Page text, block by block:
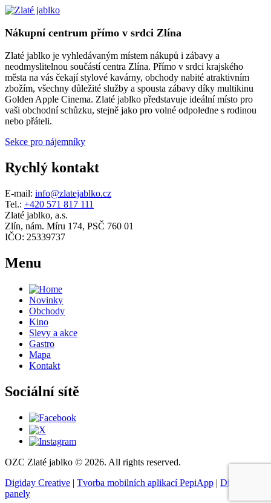
Nákupní centrum přímo v srdci Zlína
Zlaté jablko je vyhledávaným místem nákupů i zábavy a
neodmyslitelnou součástí centra Zlína. Přímo v srdci krajského
města na vás čekají stylové kavárny, obchody nabité atraktivním
zbožím, všechny důležité služby a spousta zábavy díky multikinu
Golden Apple Cinema. Zlaté jablko představuje ideální místo pro
vaši obchodní schůzku, stejně jako pro volné odpoledne s rodinou
nebo přáteli.
Sekce pro nájemníky
Rychlý kontakt
E-mail: info@zlatejablko.cz
Tel.: +420 571 817 111
Zlaté jablko, a.s.
Zlín, nám. Míru 174, PSČ 760 01
IČO: 25339737
Menu
Novinky
Obchody
Kino
Slevy a akce
Gastro
Mapa
Kontakt
Sociální sítě
OZC Zlaté jablko © 2026. All rights reserved.
Digiday Creative | Tvorba mobilních aplikací PepiApp | Digitální
panely